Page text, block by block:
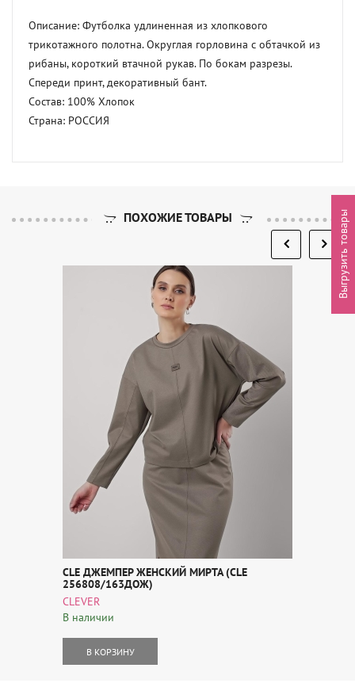
Описание: Футболка удлиненная из хлопкового
трикотажного полотна. Округлая горловина с обтачкой из
рибаны, короткий втачной рукав. По бокам разрезы.
Спереди принт, декоративный бант.
Состав: 100% Хлопок
Страна: РОССИЯ
ПОХОЖИЕ ТОВАРЫ
CLE ДЖЕМПЕР ЖЕНСКИЙ МИРТА (CLE
256808/163ДОЖ)
CLEVER
В наличии
В КОРЗИНУ
Выгрузить товары